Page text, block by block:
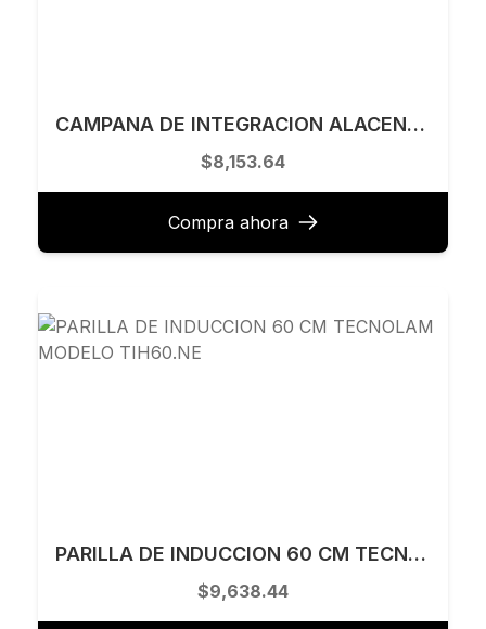
CAMPANA DE INTEGRACION ALACENA 52 CM TECNOLAM MODELO POTENZA52.AC
$8,153.64
Compra ahora
PARILLA DE INDUCCION 60 CM TECNOLAM MODELO TIH60.NE
$9,638.44